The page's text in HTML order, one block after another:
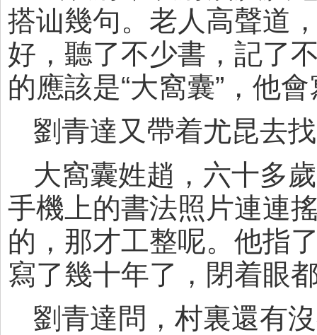
搭讪幾句。老人高聲道
好，聽了不少書，記了
的應該是“大窩囊”，他
劉青達又帶着尤昆去
大窩囊姓趙，六十多
手機上的書法照片連連
的，那才工整呢。他指
寫了幾十年了，閉着眼
劉青達問，村裏還有